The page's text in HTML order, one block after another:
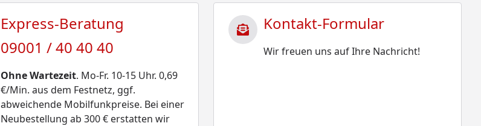
Express-Beratung
09001 / 40 40 40
Ohne Wartezeit. Mo-Fr. 10-15 Uhr. 0,69
€/Min. aus dem Festnetz, ggf.
abweichende Mobilfunkpreise. Bei einer
Neubestellung ab 300 € erstatten wir
Kontakt-Formular
Wir freuen uns auf Ihre Nachricht!